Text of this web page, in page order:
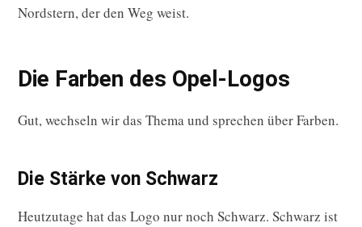
Nordstern, der den Weg weist.
Die Farben des Opel-Logos
Gut, wechseln wir das Thema und sprechen über Farben.
Die Stärke von Schwarz
Heutzutage hat das Logo nur noch Schwarz. Schwarz ist